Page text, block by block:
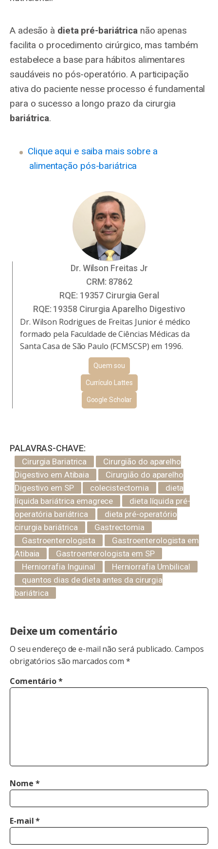
A adesão à dieta pré-bariátrica não apenas
facilita o procedimento cirúrgico, mas também
estabelece a base para hábitos alimentares
saudáveis no pós-operatório. A participação
ativa do paciente nesse processo é fundamental
para o sucesso a longo prazo da cirurgia
bariátrica.
Clique aqui e saiba mais sobre a
alimentação pós-bariátrica
Dr. Wilson Freitas Jr
CRM: 87862
RQE: 19357 Cirurgia Geral
RQE: 19358 Cirurgia Aparelho Digestivo
Dr. Wilson Rodrigues de Freitas Junior é médico
formado pela Faculdade de Ciências Médicas da
Santa Casa de São Paulo (FCMSCSP) em 1996.
Quem sou
Currículo Lattes
Google Scholar
PALAVRAS-CHAVE:
Cirurgia Bariatrica
Cirurgião do aparelho
Digestivo em Atibaia
Cirurgião do aparelho
Digestivo em SP
colecistectomia
dieta
líquida bariátrica emagrece
dieta líquida pré-
operatória bariátrica
dieta pré-operatório
cirurgia bariátrica
Gastrectomia
Gastroenterologista
Gastroenterologista em
Atibaia
Gastroenterologista em SP
Herniorrafia Inguinal
Herniorrafia Umbilical
quantos dias de dieta antes da cirurgia
bariátrica
Deixe um comentário
O seu endereço de e-mail não será publicado. Campos
obrigatórios são marcados com *
Comentário*
Nome *
E-mail*